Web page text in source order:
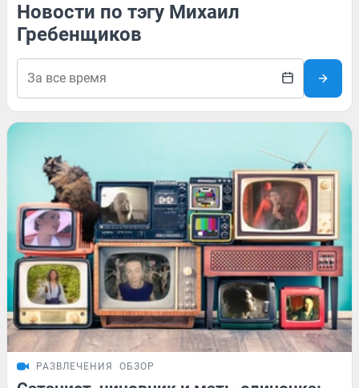
Новости по тэгу Михаил
Гребенщиков
РАЗВЛЕЧЕНИЯ ОБЗОР